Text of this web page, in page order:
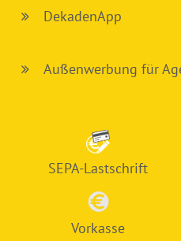
DekadenApp
Außenwerbung für
SEPA-Lastschrift
Vorkasse